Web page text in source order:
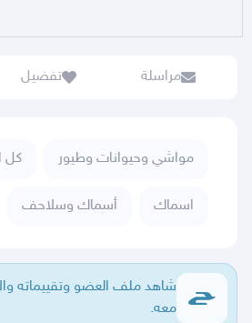
مراسلة تفضيل
مواشي وحيوانات وطيور كل
اسماك أسماك وسلاحف
شاهد ملف العضو وتقييماته
معه.